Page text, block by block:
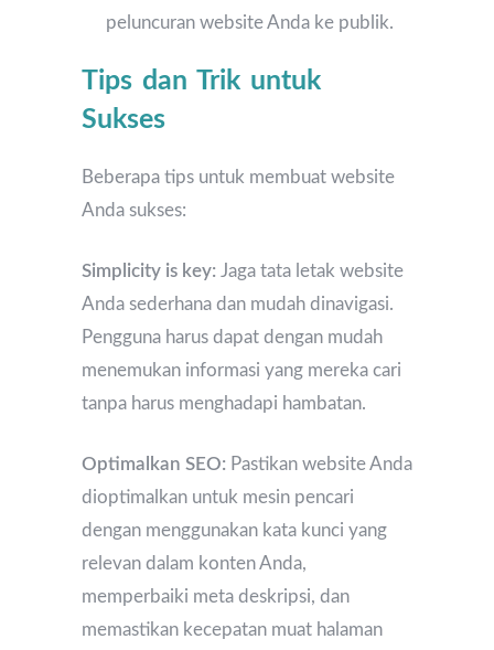
peluncuran website Anda ke publik.
Tips dan Trik untuk
Sukses
Beberapa tips untuk membuat website
Anda sukses:
Simplicity is key: Jaga tata letak website
Anda sederhana dan mudah dinavigasi.
Pengguna harus dapat dengan mudah
menemukan informasi yang mereka cari
tanpa harus menghadapi hambatan.
Optimalkan SEO: Pastikan website Anda
dioptimalkan untuk mesin pencari
dengan menggunakan kata kunci yang
relevan dalam konten Anda,
memperbaiki meta deskripsi, dan
memastikan kecepatan muat halaman